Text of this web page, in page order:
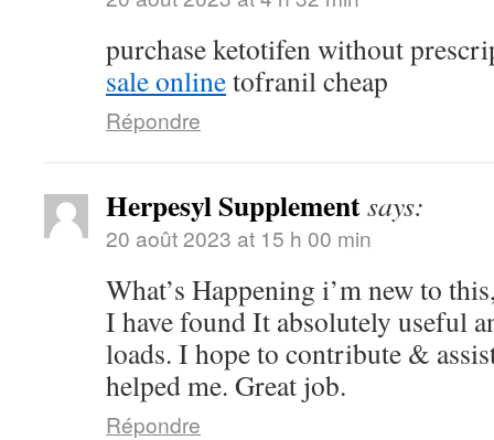
purchase ketotifen without
sale onlinetofranil cheap
Répondre
Herpesyl Supplementsays:
20 août 2023 at 15 h 00 min
What’s Happening i’m new to
I have found It absolutely useful
loads. I hope to contribute &
helped me. Great job.
Répondre